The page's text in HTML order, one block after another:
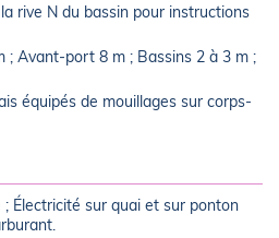
rive N du bassin pour instructions
; Avant-port 8 m ; Bassins 2 à 3 m ;
équipés de mouillages sur corps-
; Électricité sur quai et sur ponton